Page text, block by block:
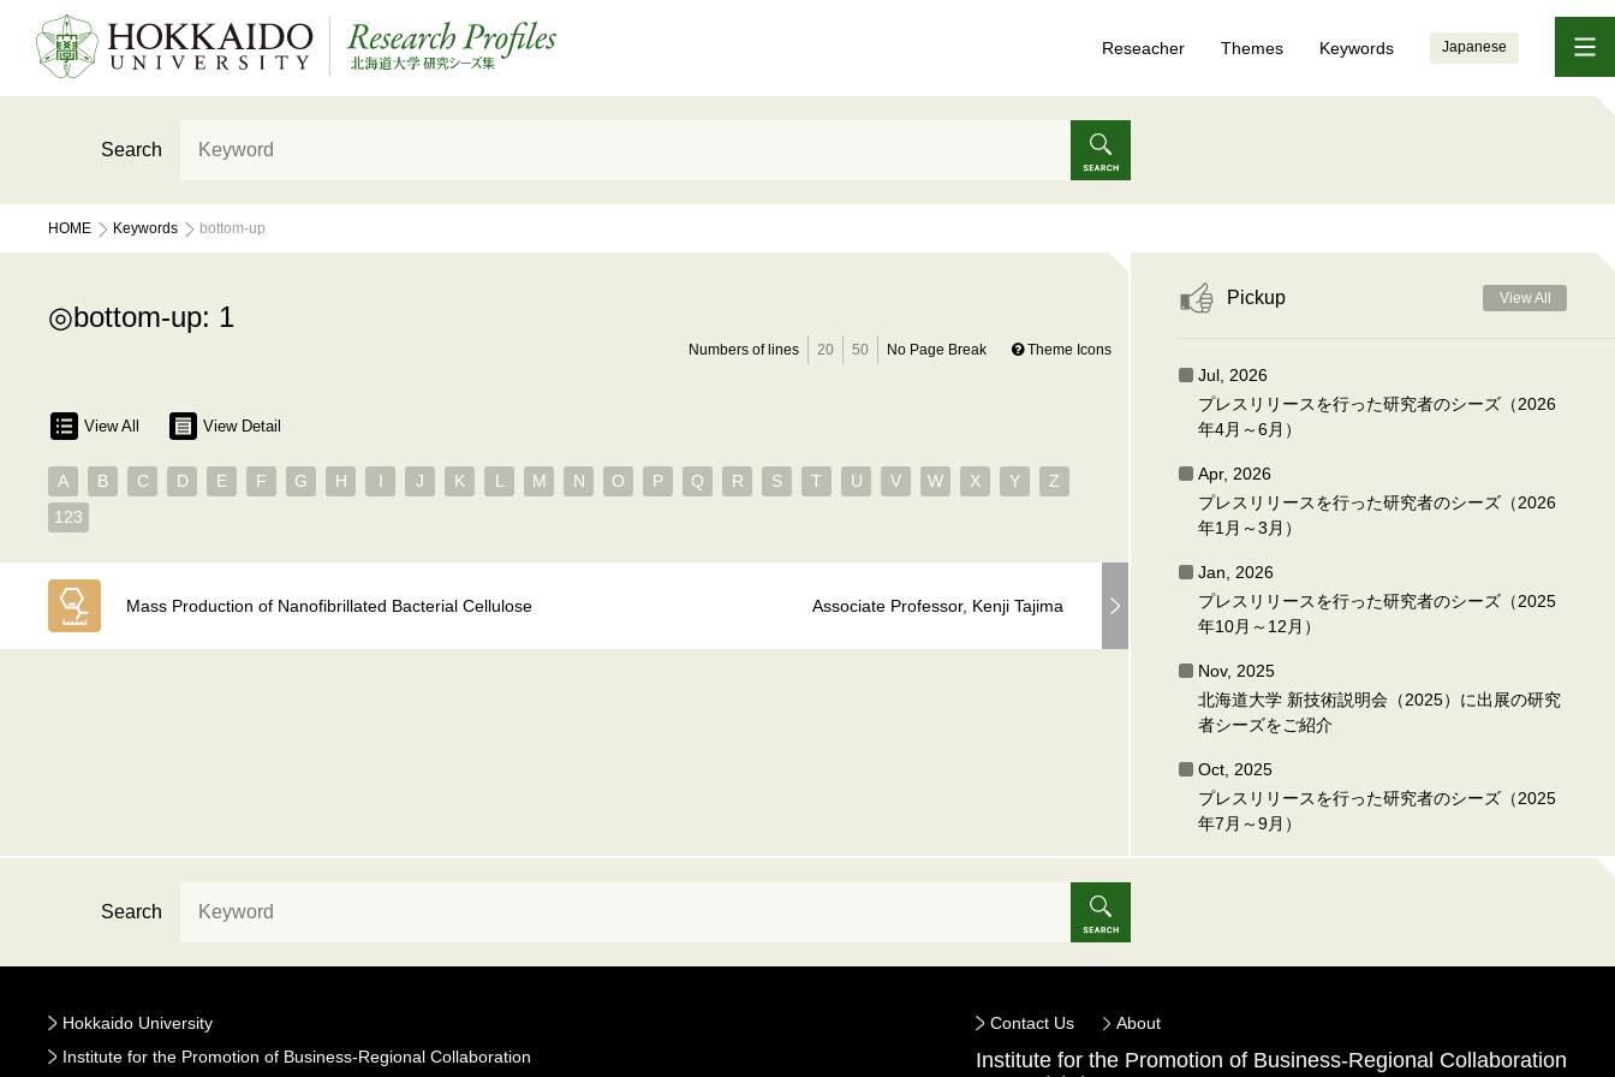
Reseacher Themes Keywords Japanese
Search
HOME Keywords bottom-up
bottom-up: 1
Numbers of lines 20 50 No Page Break Theme Icons
View All View Detail
A B C D E F G H I J K L M N O P Q R S T U V W X Y
Z
123
Mass Production of Nanofibrillated Bacterial Cellulose Associate Professor, Kenji Tajima
Pickup View All
Jul, 2026
プレスリリースを行った研究者のシーズ（2026
年4月～6月）
Apr, 2026
プレスリリースを行った研究者のシーズ（2026
年1月～3月）
Jan, 2026
プレスリリースを行った研究者のシーズ（2025
年10月～12月）
Nov, 2025
北海道大学 新技術説明会（2025）に出展の研究
者シーズをご紹介
Oct, 2025
プレスリリースを行った研究者のシーズ（2025
年7月～9月）
Search
Hokkaido University
Institute for the Promotion of Business-Regional Collaboration
Contact Us About
Institute for the Promotion of Business-Regional Collaboration